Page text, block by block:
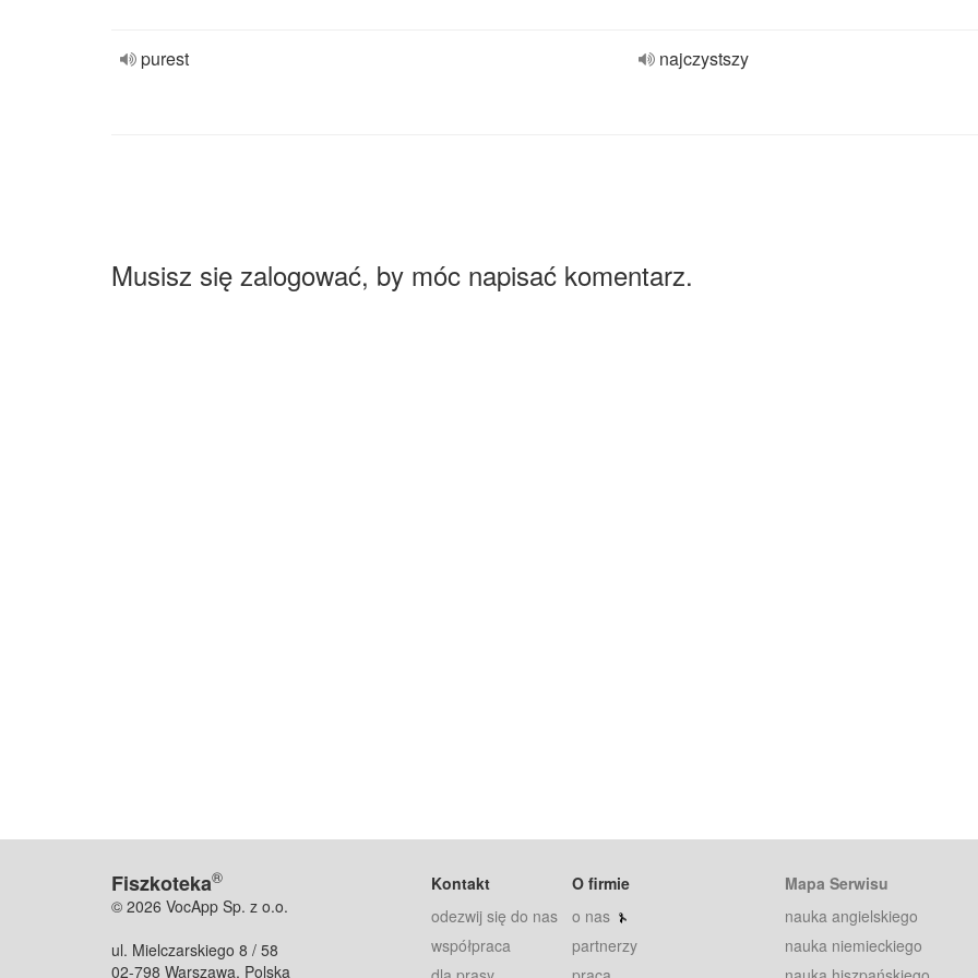
purest najczystszy
Musisz się zalogować, by móc napisać komentarz.
Fiszkoteka®
© 2026 VocApp Sp. z o.o.
ul. Mielczarskiego 8 / 58
02-798 Warszawa, Polska
Kontakt
odezwij się do nas
współpraca
O firmie
o nas
partnerzy
Mapa Serwisu
nauka angielskiego
nauka niemieckiego